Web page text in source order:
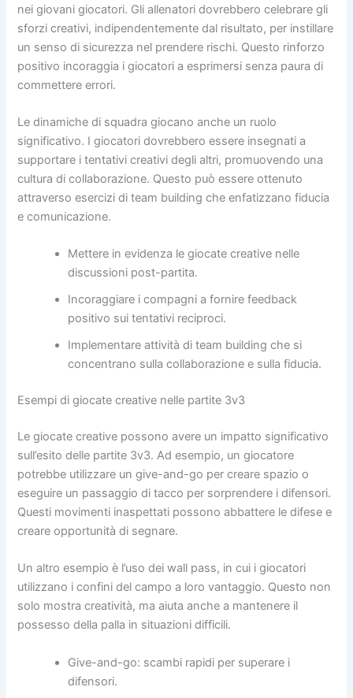
nei giovani giocatori. Gli allenatori dovrebbero celebrare gli
sforzi creativi, indipendentemente dal risultato, per instillare
un senso di sicurezza nel prendere rischi. Questo rinforzo
positivo incoraggia i giocatori a esprimersi senza paura di
commettere errori.
Le dinamiche di squadra giocano anche un ruolo
significativo. I giocatori dovrebbero essere insegnati a
supportare i tentativi creativi degli altri, promuovendo una
cultura di collaborazione. Questo può essere ottenuto
attraverso esercizi di team building che enfatizzano fiducia
e comunicazione.
Mettere in evidenza le giocate creative nelle
discussioni post-partita.
Incoraggiare i compagni a fornire feedback
positivo sui tentativi reciproci.
Implementare attività di team building che si
concentrano sulla collaborazione e sulla fiducia.
Esempi di giocate creative nelle partite 3v3
Le giocate creative possono avere un impatto significativo
sull’esito delle partite 3v3. Ad esempio, un giocatore
potrebbe utilizzare un give-and-go per creare spazio o
eseguire un passaggio di tacco per sorprendere i difensori.
Questi movimenti inaspettati possono abbattere le difese e
creare opportunità di segnare.
Un altro esempio è l’uso dei wall pass, in cui i giocatori
utilizzano i confini del campo a loro vantaggio. Questo non
solo mostra creatività, ma aiuta anche a mantenere il
possesso della palla in situazioni difficili.
Give-and-go: scambi rapidi per superare i
difensori.